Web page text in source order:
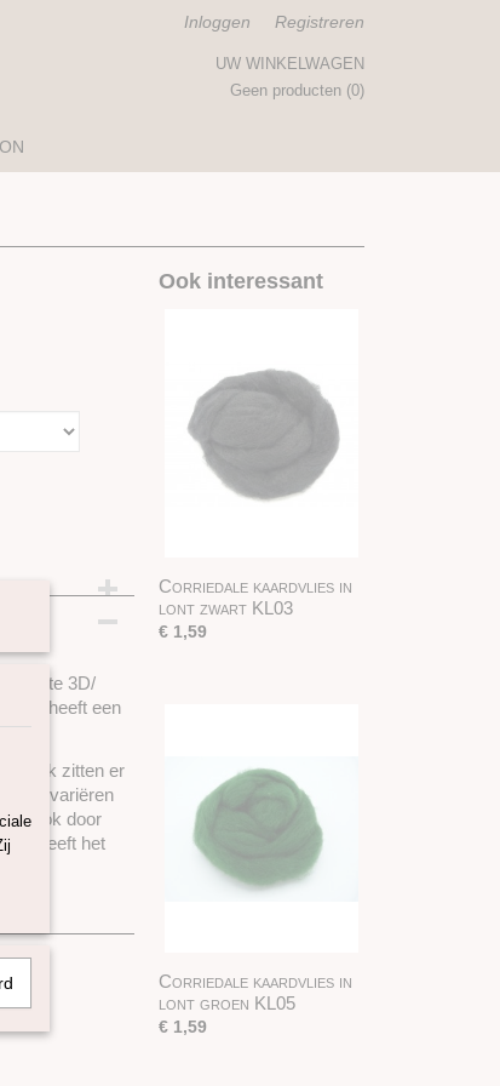
Inloggen Registreren
UW WINKELWAGEN
Geen producten (0)
mee te 3D/
wol heeft een
ook zitten er
variëren
ook door
heeft het
Ook interessant
Corriedale kaardvlies in
lont zwart KL03
€ 1,59
Corriedale kaardvlies in
lont groen KL05
€ 1,59